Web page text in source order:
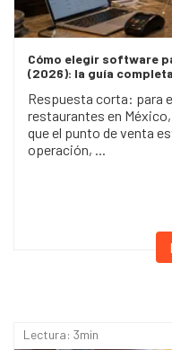
Cómo elegir software
(2026): la guía completa
Respuesta corta: para
restaurantes en
que el punto de venta
operación, ...
Lectura: 3min